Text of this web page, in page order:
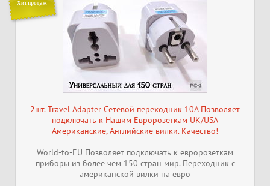
Хит продаж
2шт. Travel Adapter Сетевой переходник 10A Позволяет
подключать к Нашим Евророзеткам UK/USA
Американские, Английские вилки. Качество!
World-to-EU Позволяет подключать к евророзеткам
приборы из более чем 150 стран мир. Переходник с
американской вилки на евро